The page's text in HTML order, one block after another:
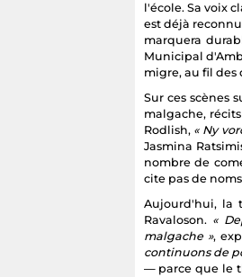
l'école. Sa voix
est déjà
marquera
Municipal
migre, au fil des
Sur ces scènes
malgache,
Rodlish, « Ny
Jasmina
nombre de
cite pas de
Aujourd'hui, la
Ravaloson. «
malgache »,
continuons de
— parce que le